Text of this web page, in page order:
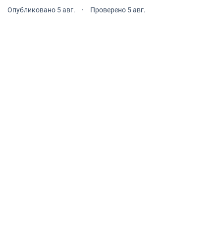
Опубликовано 5 авг. · Проверено 5 авг.